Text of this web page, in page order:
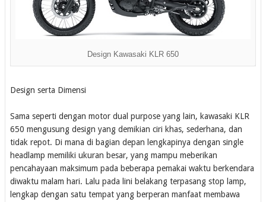
Design Kawasaki KLR 650
Design serta Dimensi
Sama seperti dengan motor dual purpose yang lain, kawasaki KLR
650 mengusung design yang demikian ciri khas, sederhana, dan
tidak repot. Di mana di bagian depan lengkapinya dengan single
headlamp memiliki ukuran besar, yang mampu meberikan
pencahayaan maksimum pada beberapa pemakai waktu berkendara
diwaktu malam hari. Lalu pada lini belakang terpasang stop lamp,
lengkap dengan satu tempat yang berperan manfaat membawa